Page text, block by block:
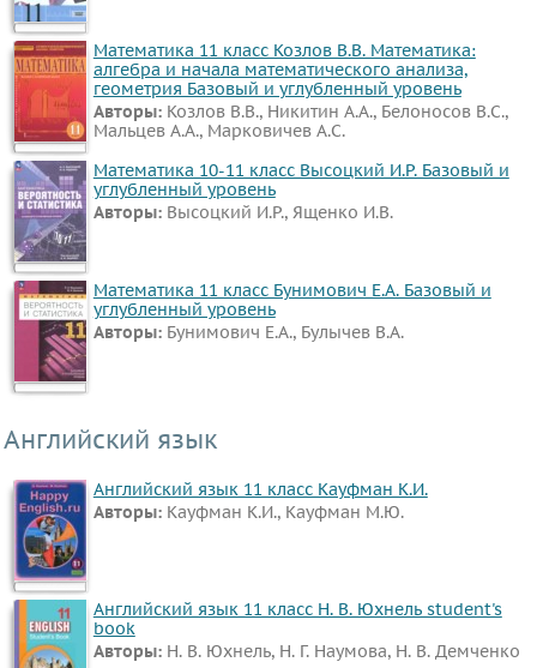
Физика
Химия
Немецкий
язык
Белорусский
язык
Французский
язык
Биология
История
Информатика
ОБЖ
Литература
Обществознание
Мед.
подготовка
Астрономия
Испанский
язык
Математика 11 класс Козлов В.В. Математика:
алгебра и начала математического анализа,
геометрия Базовый и углубленный уровень
Авторы: Козлов В.В., Никитин А.А., Белоносов В.С.,
Мальцев А.А., Марковичев А.С.
Математика 10-11 класс Высоцкий И.Р. Базовый и
углубленный уровень
Авторы: Высоцкий И.Р., Ященко И.В.
Математика 11 класс Бунимович Е.А. Базовый и
углубленный уровень
Авторы: Бунимович Е.А., Булычев В.А.
Английский язык
Английский язык 11 класс Кауфман К.И.
Авторы: Кауфман К.И., Кауфман М.Ю.
Английский язык 11 класс Н. В. Юхнель student's
book
Авторы: Н. В. Юхнель, Н. Г. Наумова, Н. В. Демченко